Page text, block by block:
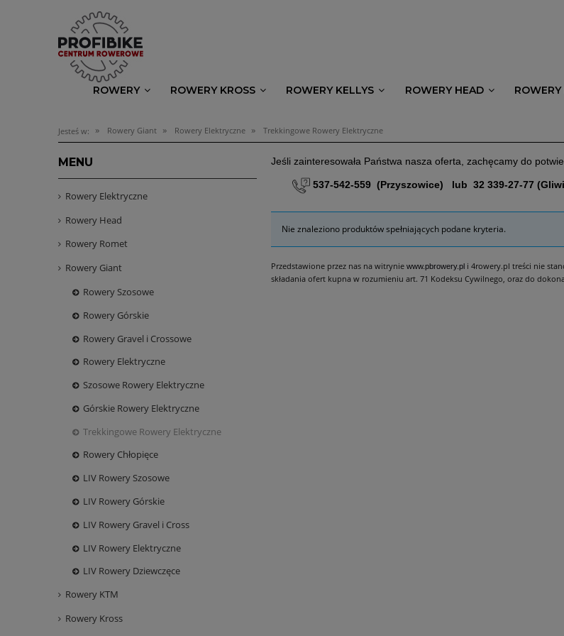
ROWERY ROWERY KROSS ROWERY KELLYS ROWERY HEAD
Jesteś w: » Rowery Giant » Rowery Elektryczne » Trekkingowe Rowery Elektryczne
MENU
Rowery Elektryczne
Rowery Head
Rowery Romet
Rowery Giant
Rowery Szosowe
Rowery Górskie
Rowery Gravel i Crossowe
Rowery Elektryczne
Szosowe Rowery Elektryczne
Górskie Rowery Elektryczne
Trekkingowe Rowery Elektryczne
Rowery Chłopięce
LIV Rowery Szosowe
LIV Rowery Górskie
LIV Rowery Gravel i Cross
LIV Rowery Elektryczne
LIV Rowery Dziewczęce
Rowery KTM
Rowery Kross
Jeśli zainteresowała Państwa nasza oferta, zachęcamy do
537-542-559 (Przyszowice) lub 32 339-27-77
Nie znaleziono produktów spełniających podane kryteria.
Przedstawione przez nas na witrynie www.pbrowery.pl i 4rowery.pl treści nie
składania ofert kupna w rozumieniu art. 71 Kodeksu Cywilnego, oraz do